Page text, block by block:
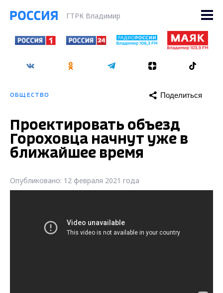
ГТРК Владимир
ОБЩЕСТВО Поделиться
Проектировать объезд
Гороховца начнут уже в
ближайшее время
Опубликовано: 12 февраля 2021 года